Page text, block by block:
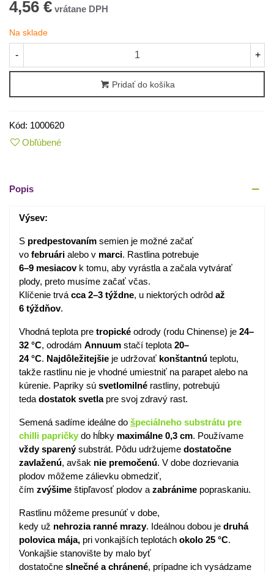
4,56 €
Na sklade
- +
Pridať do košíka
Kód: 1000620
Obľúbené
Popis
Výsev:
S predpestovaním semien je možné začať
vo februári alebo v marci. Rastlina potrebuje
6–9 mesiacovk tomu, aby vyrástla a začala vytvárať
plody, preto musíme začať včas.
Klíčenie trvá cca 2–3 týždne, u niektorých odrôd až
6 týždňov.
Vhodná teplota pre tropické odrody (rodu Chinense) je 24–
32 °C, odrodám Annuum stačí teplota 20–
24 °C. Najdôležitejšie je udržovať konštantnú teplotu,
takže rastlinu nie je vhodné umiestniť na parapet alebo na
kúrenie. Papriky sú svetlomilné rastliny, potrebujú
teda dostatok svetlapre svoj zdravý rast.
Semená sadíme ideálne do špeciálneho substrátu pre
chilli papričky do hĺbky maximálne 0,3 cm. Používame
vždy sparenýsubstrát. Pôdu udržujeme dostatočne
zavlaženú, avšak nie premočenú. V dobe dozrievania
plodov môžeme zálievku obmedziť,
čím zvýšime štipľavosť plodov a zabránime popraskaniu.
Rastlinu môžeme presunúť v dobe,
kedy už nehrozia ranné mrazy. Ideálnou dobou je druhá
polovica mája, pri vonkajších teplotách okolo 25 °C.
Vonkajšie stanovište by malo byť
dostatočne slnečné a chránené, prípadne ich vysádzame